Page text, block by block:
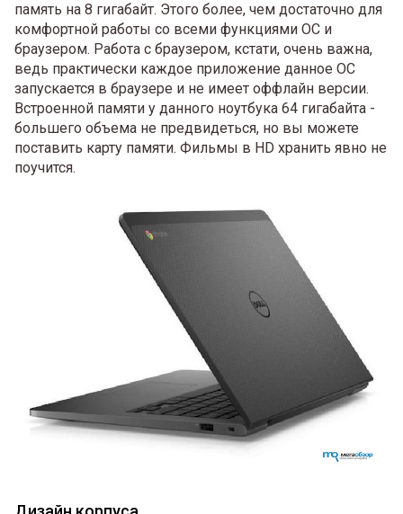
память на 8 гигабайт. Этого более, чем достаточно для
комфортной работы со всеми функциями ОС и
браузером. Работа с браузером, кстати, очень важна,
ведь практически каждое приложение данное ОС
запускается в браузере и не имеет оффлайн версии.
Встроенной памяти у данного ноутбука 64 гигабайта -
большего объема не предвидеться, но вы можете
поставить карту памяти. Фильмы в HD хранить явно не
поучится.